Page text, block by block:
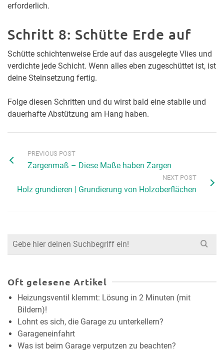
erforderlich.
Schritt 8: Schütte Erde auf
Schütte schichtenweise Erde auf das ausgelegte Vlies und
verdichte jede Schicht. Wenn alles eben zugeschüttet ist, ist
deine Steinsetzung fertig.
Folge diesen Schritten und du wirst bald eine stabile und
dauerhafte Abstützung am Hang haben.
PREVIOUS POST
Zargenmaß – Diese Maße haben Zargen
NEXT POST
Holz grundieren | Grundierung von Holzoberflächen
Search
Oft gelesene Artikel
Heizungsventil klemmt: Lösung in 2 Minuten (mit
Bildern)!
Lohnt es sich, die Garage zu unterkellern?
Garageneinfahrt
Was ist beim Garage verputzen zu beachten?